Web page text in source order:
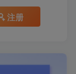
注册